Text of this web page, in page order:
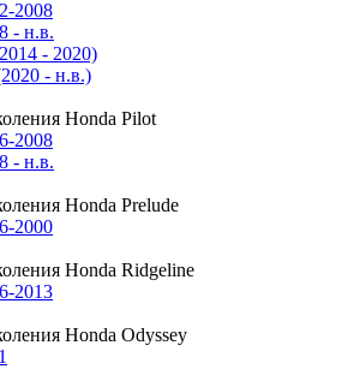
2008
- н.в.
- 2020)
- н.в.)
Honda Pilot
2008
- н.в.
Honda Prelude
2000
Honda Ridgeline
2013
Honda Odyssey